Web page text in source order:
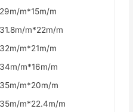
m*15m/m
m*22m/m
m*21m/m
m*16m/m
m*20m/m
m*22.4m/m